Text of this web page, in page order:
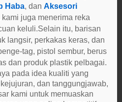
Haba, dan Aksesori
kami juga menerima reka
keluli.Selain itu, barisan
langsir, perkakas keras, dan
tag, pistol sembur, berus
dan produk plastik pelbagai.
pada idea kualiti yang
dan tanggungjawab,
kami untuk memuaskan